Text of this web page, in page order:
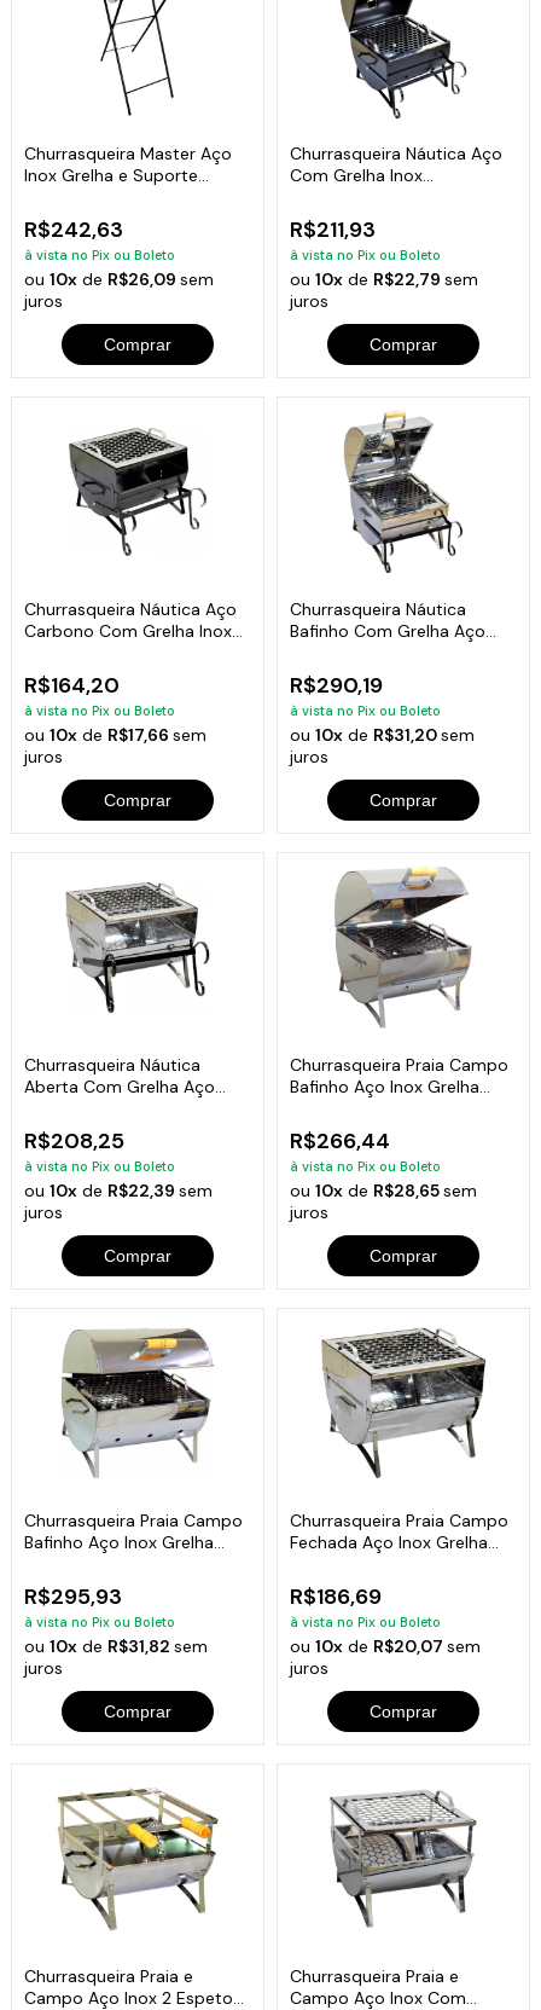
Churrasqueira Master Aço
Inox Grelha e Suporte
R$242,63
à vista no Pix ou Boleto
ou10x de R$26,09sem
juros
Comprar
Churrasqueira Náutica Aço
Com Grelha Inox
R$211,93
à vista no Pix ou Boleto
ou 10xde R$22,79 sem
juros
Comprar
Churrasqueira Náutica Aço
Carbono Com Grelha Inox
R$164,20
à vista no Pix ou Boleto
ou10x de R$17,66sem
juros
Comprar
Churrasqueira Náutica
Bafinho Com Grelha Aço
R$290,19
à vista no Pix ou Boleto
ou 10xde R$31,20sem
juros
Comprar
Churrasqueira Náutica
Aberta Com Grelha Aço
R$208,25
à vista no Pix ou Boleto
ou10x de R$22,39sem
juros
Comprar
Churrasqueira Praia Campo
Bafinho Aço Inox Grelha
R$266,44
à vista no Pix ou Boleto
ou 10xde R$28,65sem
juros
Comprar
Churrasqueira Praia Campo
Bafinho Aço Inox Grelha
R$295,93
à vista no Pix ou Boleto
ou10x de R$31,82sem
juros
Comprar
Churrasqueira Praia Campo
Fechada Aço Inox Grelha
R$186,69
à vista no Pix ou Boleto
ou 10xde R$20,07 sem
juros
Comprar
Churrasqueira Praia e
Campo Aço Inox 2 Espetos
Churrasqueira Praia e
Campo Aço Inox Com